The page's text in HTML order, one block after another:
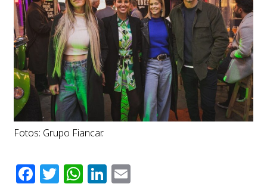
Fotos: Grupo Fiancar.
Facebook
Twitter
WhatsApp
LinkedIn
Email